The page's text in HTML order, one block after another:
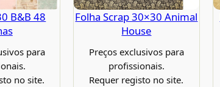
B&B 48
para
no site.
Folha Scrap 30×30 Animal
House
Preços exclusivos para
profissionais.
Requer registo no site.